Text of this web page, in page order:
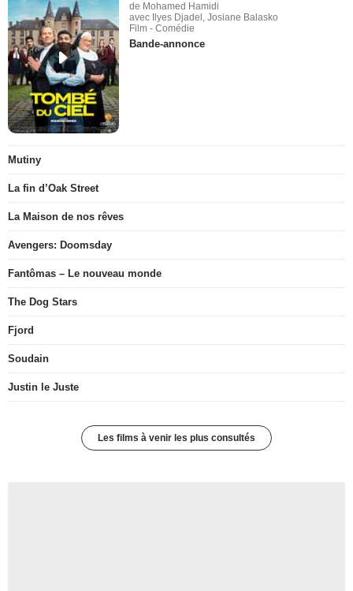
de Mohamed Hamidi
avec Ilyes Djadel, Josiane Balasko
Film - Comédie
Bande-annonce
Mutiny
La fin d’Oak Street
La Maison de nos rêves
Avengers: Doomsday
Fantômas – Le nouveau monde
The Dog Stars
Fjord
Soudain
Justin le Juste
Les films à venir les plus consultés